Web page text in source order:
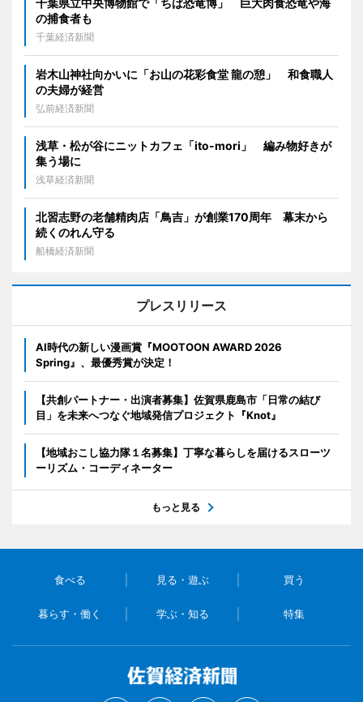
千葉県立中央博物館で「ちば恐竜博」 巨大肉食恐竜や海
の捕食者も
千葉経済新聞
岩木山神社向かいに「お山の花彩食堂 龍の憩」 和食職人
の夫婦が経営
弘前経済新聞
浅草・松が谷にニットカフェ「ito-mori」 編み物好きが
集う場に
浅草経済新聞
北習志野の老舗精肉店「鳥吉」が創業170周年 幕末から
続くのれん守る
船橋経済新聞
プレスリリース
AI時代の新しい漫画賞『MOOTOON AWARD 2026
Spring』、最優秀賞が決定！
【共創パートナー・出演者募集】佐賀県鹿島市「日常の結び
目」を未来へつなぐ地域発信プロジェクト『Knot』
【地域おこし協力隊１名募集】丁寧な暮らしを届けるスローツ
ーリズム・コーディネーター
もっと見る
食べる 見る・遊ぶ 買う
暮らす・働く 学ぶ・知る 特集